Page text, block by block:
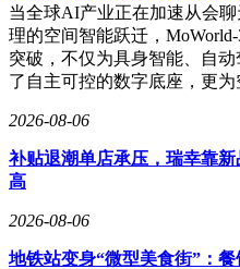
当全球AI产业正在加速从会
理的空间智能跃迁，
突破，不仅为具身智能、自
了自主可控的数字底座，更
2026-08-06
补贴退潮单店承压，瑞幸靠
高
2026-08-06
地铁站变身“微型美食街”：